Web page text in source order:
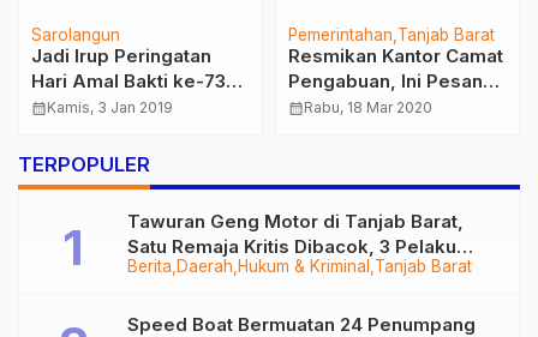
Sarolangun
Jadi Irup Peringatan
Hari Amal Bakti ke-73
Kemenag RI, Ini yang
Sarolangun
calendar_monthKamis, 3 Jan 2019
Pemerintahan Tanjab Barat
Resmikan Kantor Camat
Pengabuan, Ini Pesan
Bupati Tanjab Barat
calendar_monthRabu, 18 Mar 2020
TERPOPULER
Berita Daerah Hukum & Kriminal Tanjab Barat
Tawuran Geng Motor di Tanjab Barat,
Satu Remaja Kritis Dibacok, 3 Pelaku
Ditangkap
Speed Boat Bermuatan 24 Penumpang